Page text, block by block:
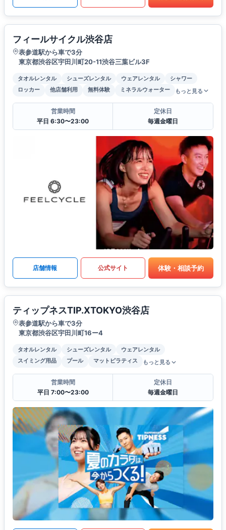
フィールサイクル渋谷店
表参道駅から車で3分
東京都渋谷区宇田川町20-11渋谷三葉ビル3F
タオルレンタル シューズレンタル ウェアレンタル
シャワー
ロッカー
他店舗利用 無料体験 ミネラルウォーター もっと見る
営業時間
平日 6:30〜23:00
定休日
毎週金曜日
店舗情報 公式サイト 体験・相談予約
ティップネスTIP.XTOKYO渋谷店
表参道駅から車で3分
東京都渋谷区宇田川町16ー4
タオルレンタル シューズレンタル
ウェアレンタル
スイミング用品
プール マットピラティス もっと見る
営業時間
平日 7:00〜23:00
定休日
毎週金曜日